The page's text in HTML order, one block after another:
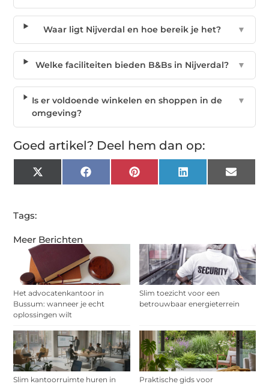
Meer Berichten
Het advocatenkantoor in
Bussum: wanneer je echt
oplossingen wilt
Slim toezicht voor een
betrouwbaar energieterrein
Slim kantoorruimte huren in Praktische gids voor
Waar ligt Nijverdal en hoe bereik je het? ▼
Welke faciliteiten bieden B&Bs in Nijverdal? ▼
Is er voldoende winkelen en shoppen in de
omgeving?
▼
Goed artikel? Deel hem dan op:
X
(Twitter)
Facebook Pinterest LinkedIn Email
Tags: